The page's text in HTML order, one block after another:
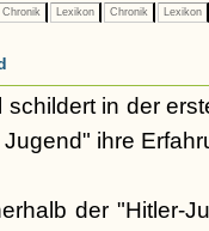
Chronik Lexikon Chronik Lexikon
in der
ihre
der "Hitler-